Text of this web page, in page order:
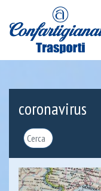
coronavirus